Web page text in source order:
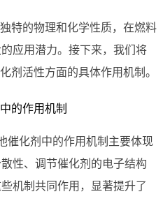
特的物理和化学性质，在燃料
应用潜力。接下来，我们将
剂活性方面的具体作用机制。
的作用机制
催化剂中的作用机制主要体现
性、调节催化剂的电子结构
机制共同作用，显著提升了